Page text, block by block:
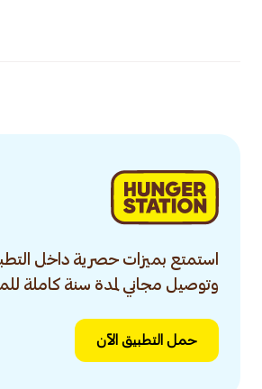
استمتع بميزات حصرية داخل
وتوصيل مجاني لمدة سنة كاملة
حمل التطبيق الآن